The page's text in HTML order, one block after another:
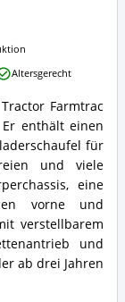
Farmtrac
Er enthält einen
für
und viele
eine
vorne und
verstellbarem
und
ab drei Jahren
Altersgerecht